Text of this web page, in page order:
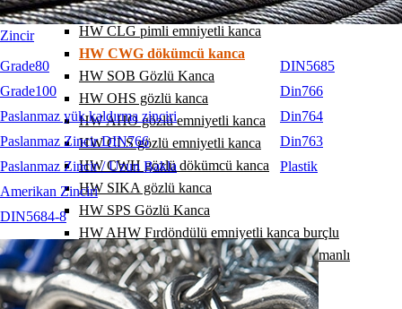
Zincir
Grade80
Grade100
Paslanmaz yük kaldırma zinciri
Paslanmaz Zincir DIN766
Paslanmaz Zincir / Uzun Bakla
Amerikan Zinciri
DIN5684-8
DIN5685
Din766
Din764
Din763
Plastik
HW AHG pimli emniyetli kanca
HW CLG pimli emniyetli kanca
HW CWG dökümcü kanca
HW SOB Gözlü Kanca
HW OHS gözlü kanca
HW AHO gözlü emniyetli kanca
HW CLS gözlü emniyetli kanca
HW CWH gözlü dökümcü kanca
HW SIKA gözlü kanca
HW SPS Gözlü Kanca
HW AHW Fırdöndülü emniyetli kanca burçlu
HW AHW Fırdöndülü emniyetli kanca rulmanlı
HW WHS Fırdöndülü Kanca Burçlu
HW WHS fırdöndülü kanca Rulmanlı